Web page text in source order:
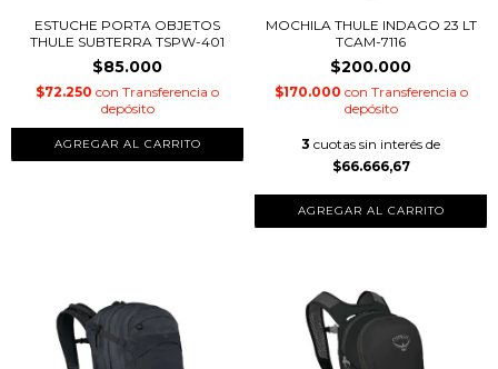
ESTUCHE PORTA OBJETOS
THULE SUBTERRA TSPW-401
$85.000
$72.250 con Transferencia o
depósito
MOCHILA THULE INDAGO 23 LT
TCAM-7116
$200.000
$170.000 con Transferencia o
depósito
3 cuotas sin interés de
$66.666,67